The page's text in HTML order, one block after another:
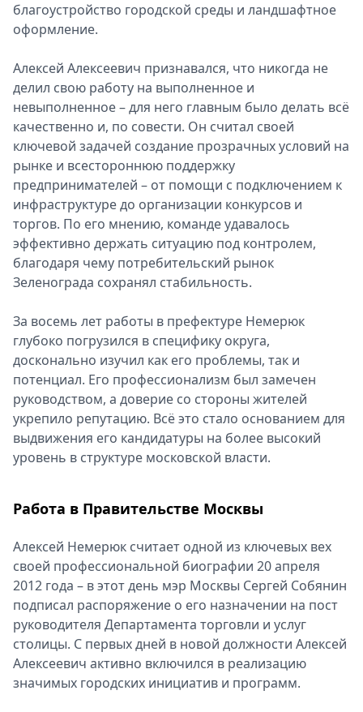
благоустройство городской среды и ландшафтное
оформление.
Алексей Алексеевич признавался, что никогда не
делил свою работу на выполненное и
невыполненное – для него главным было делать всё
качественно и, по совести. Он считал своей
ключевой задачей создание прозрачных условий на
рынке и всестороннюю поддержку
предпринимателей – от помощи с подключением к
инфраструктуре до организации конкурсов и
торгов. По его мнению, команде удавалось
эффективно держать ситуацию под контролем,
благодаря чему потребительский рынок
Зеленограда сохранял стабильность.
За восемь лет работы в префектуре Немерюк
глубоко погрузился в специфику округа,
досконально изучил как его проблемы, так и
потенциал. Его профессионализм был замечен
руководством, а доверие со стороны жителей
укрепило репутацию. Всё это стало основанием для
выдвижения его кандидатуры на более высокий
уровень в структуре московской власти.
Работа в Правительстве Москвы
Алексей Немерюк считает одной из ключевых вех
своей профессиональной биографии 20 апреля
2012 года – в этот день мэр Москвы Сергей Собянин
подписал распоряжение о его назначении на пост
руководителя Департамента торговли и услуг
столицы. С первых дней в новой должности Алексей
Алексеевич активно включился в реализацию
значимых городских инициатив и программ.